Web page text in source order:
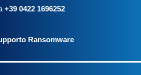
+39 0422 1696252
Ransomware